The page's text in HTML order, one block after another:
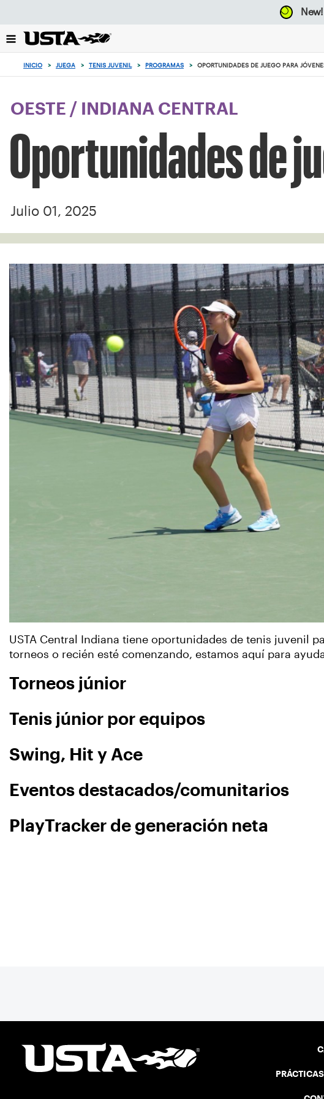
el
botón
principio
New!
0
artículos
en
carrito
INICIO > JUEGA > TENIS JUVENIL > PROGRAMAS > OPORTUNIDADES DE JUEGO PARA
OESTE / INDIANA CENTRAL
Oportunidades de
Julio 01, 2025
USTA Central Indiana tiene oportunidades de tenis juvenil
torneos o recién esté comenzando, estamos aquí para
Torneos júnior
Tenis júnior por equipos
Swing, Hit y Ace
Eventos destacados/comunitarios
PlayTracker de generación neta